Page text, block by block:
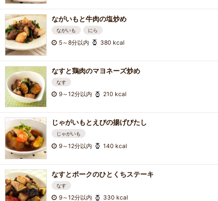
ながいもと牛肉の塩炒め
ながいも にら
5～8分以内 380 kcal
なすと鶏肉のマヨネーズ炒め
なす
9～12分以内 210 kcal
じゃがいもとえびの揚げびたし
じゃがいも
9～12分以内 140 kcal
なすとポークのひとくちステーキ
なす
9～12分以内 330 kcal